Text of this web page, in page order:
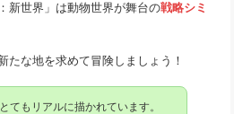
新世界」は動物世界が舞台の戦略シミ
たな地を求めて冒険しましょう！
てもリアルに描かれています。